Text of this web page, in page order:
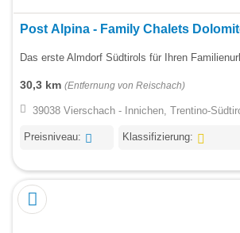
Post Alpina - Family Chalets
Das erste Almdorf Südtirols für Ihren
30,3 km (Entfernung von Reischach)
39038 Vierschach - Innichen, Trentino-
Preisniveau: Klassifizierung: